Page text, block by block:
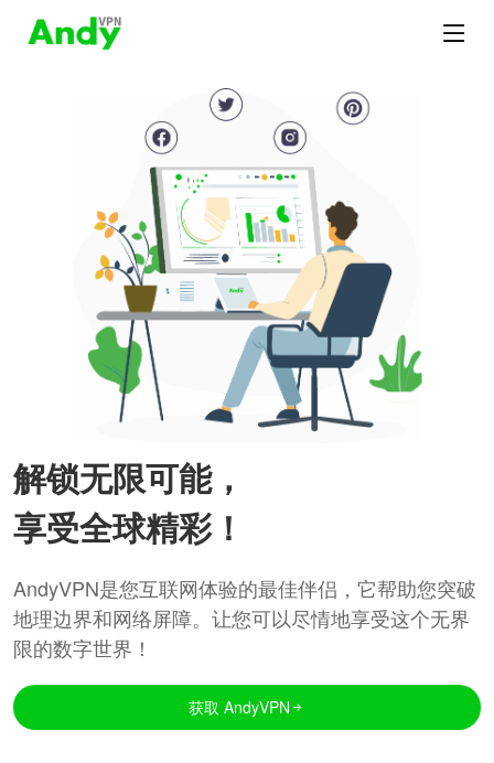
解锁无限可能，
享受全球精彩！
AndyVPN是您互联网体验的最佳伴侣，它帮助您突破
地理边界和网络屏障。让您可以尽情地享受这个无界
限的数字世界！
获取 AndyVPN